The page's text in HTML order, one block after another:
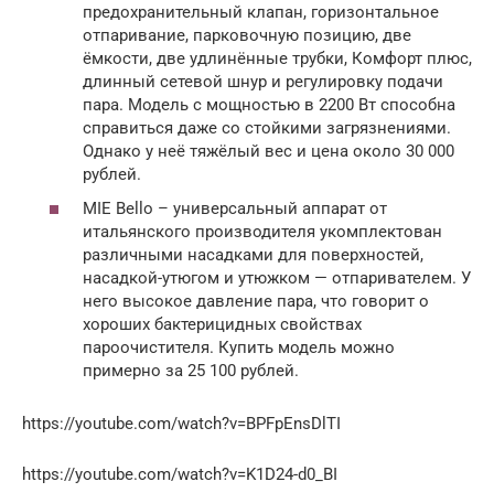
предохранительный клапан, горизонтальное
отпаривание, парковочную позицию, две
ёмкости, две удлинённые трубки, Комфорт плюс,
длинный сетевой шнур и регулировку подачи
пара. Модель с мощностью в 2200 Вт способна
справиться даже со стойкими загрязнениями.
Однако у неё тяжёлый вес и цена около 30 000
рублей.
MIE Bello – универсальный аппарат от
итальянского производителя укомплектован
различными насадками для поверхностей,
насадкой-утюгом и утюжком — отпаривателем. У
него высокое давление пара, что говорит о
хороших бактерицидных свойствах
пароочистителя. Купить модель можно
примерно за 25 100 рублей.
https://youtube.com/watch?v=BPFpEnsDlTI
https://youtube.com/watch?v=K1D24-d0_BI